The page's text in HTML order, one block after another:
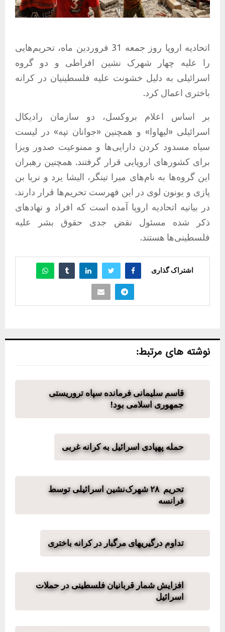
اتحادیه اروپا روز جمعه 31 فروردین ماه، تحریم‌هایی
را علیه چهار شهرک نشین افراطی و دو گروه
اسرائيلی به دلیل خشونت علیه فلسطینیان در کرانه
باختری اعمال کرد.
بر اساس اعلام بروکسل، دو سازمان رادیکال
اسرائيلی «لیهاوا» و همچنین «جوانان تپه» در لیست
سیاه مسدود کردن دارایی‌ها و ممنوعیت صدور ویزا
برای کشورهای اروپایی قرار گرفتند. همچنین رهبران
این گروه‌ها به نام‌های میرا تینگر، الیشا یرد و نریا بن
پازی و یونون لوی در این فهرست تحریم‌ها قرار دارند.
در بیانیه اتحادیه اروپا آمده است که افراد و نهادهای
ذکر شده مسئول نقض جدی حقوق بشر علیه
فلسطینی‌ها هستند.
اشتراک گذاری
نوشته های مرتبط:
قاسم سلیمانی فرمانده سپاه تروریستی
جمهوری اسلامی بود!
حمله پهپادی اسرائیل به کرانه غربی
تحریم ۲۸ شهرک‌نشین اسرائیلی توسط
فرانسه
تداوم درگیریهای مرگبار در کرانه باختری
افزایش شمار قربانیان فلسطینی در حملات
اسرائیل